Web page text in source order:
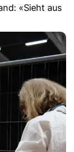
«Sieht aus